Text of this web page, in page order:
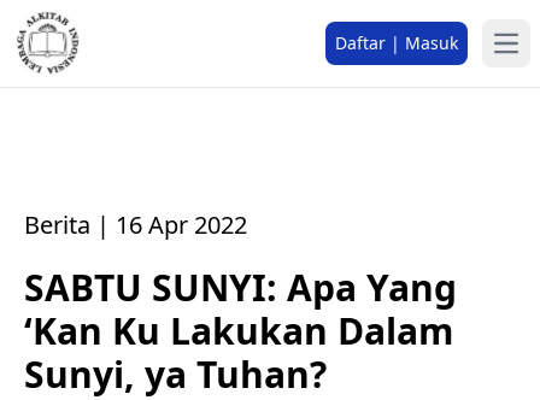
Daftar | Masuk
Berita | 16 Apr 2022
SABTU SUNYI: Apa Yang
‘Kan Ku Lakukan Dalam
Sunyi, ya Tuhan?